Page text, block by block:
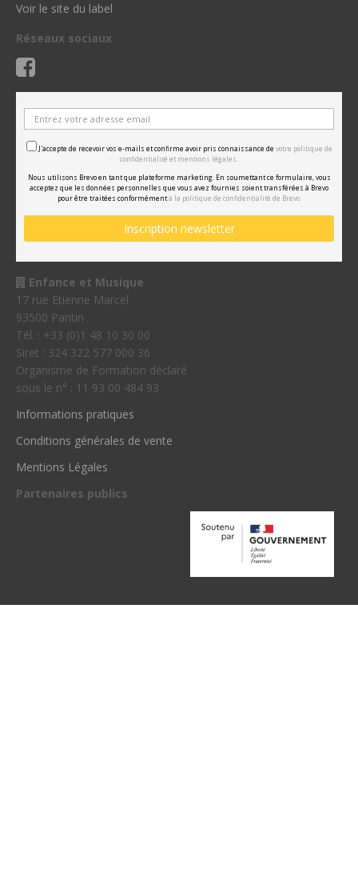
Voir le site du label
Réseaux sociaux
J'accepte de recevoir vos e-mails et confirme avoir pris connaissance de votre politique de
confidentialité et mentions légales.
Nous utilisons Brevo en tant que plateforme marketing. En soumettant ce formulaire, vous
acceptez que les données personnelles que vous avez fournies soient transférées à Brevo
pour être traitées conformémentà la politique de confidentialité de Brevo.
Enfance et Musique
17 rue Etienne Marcel
93500 Pantin
Tél. : +33 (0)1 48 10 30 00
Siret : 324 322 577 000 36
Organisme de Formation déclaré
sous le n° : 11 93 00 484 93
Informations pratiques
Conditions générales de vente
Mentions Légales
Partenaires publics